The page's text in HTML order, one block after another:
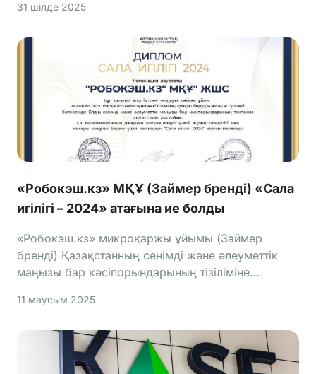
31 шілде 2025
«Робокэш.кз» МҚҰ (Займер бренді) «Сала
игілігі – 2024» атағына ие болды
«Робокэш.кз» микроқаржы ұйымы (Займер
бренді) Қазақстанның сенімді және әлеуметтік
маңызы бар кәсіпорындарының тізіліміне
сыйлығының лауреаты болып танылған.
11 маусым 2025